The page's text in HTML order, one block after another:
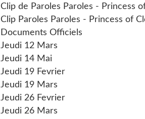
Clip de Paroles Paroles - Princess
Clip Paroles Paroles - Princess of
Documents Officiels
Jeudi 12 Mars
Jeudi 14 Mai
Jeudi 19 Fevrier
Jeudi 19 Mars
Jeudi 26 Fevrier
Jeudi 26 Mars